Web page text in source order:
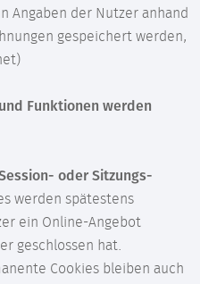
Angaben der Nutzer anhand
gespeichert werden,
Funktionen werden
oder Sitzungs-
werden spätestens
ein Online-Angebot
geschlossen hat.
Cookies bleiben auch